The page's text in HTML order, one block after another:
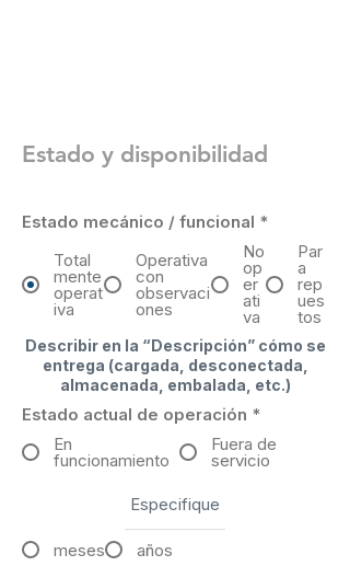
Estado y disponibilidad
Estado mecánico / funcional *
Total
mente
operat
iva
Operativa
con
observaci
ones
No
op
er
ati
va
Par
a
rep
ues
tos
Describir en la “Descripción” cómo se
entrega (cargada, desconectada,
almacenada, embalada, etc.)
Estado actual de operación *
En
funcionamiento
Fuera de
servicio
meses
años